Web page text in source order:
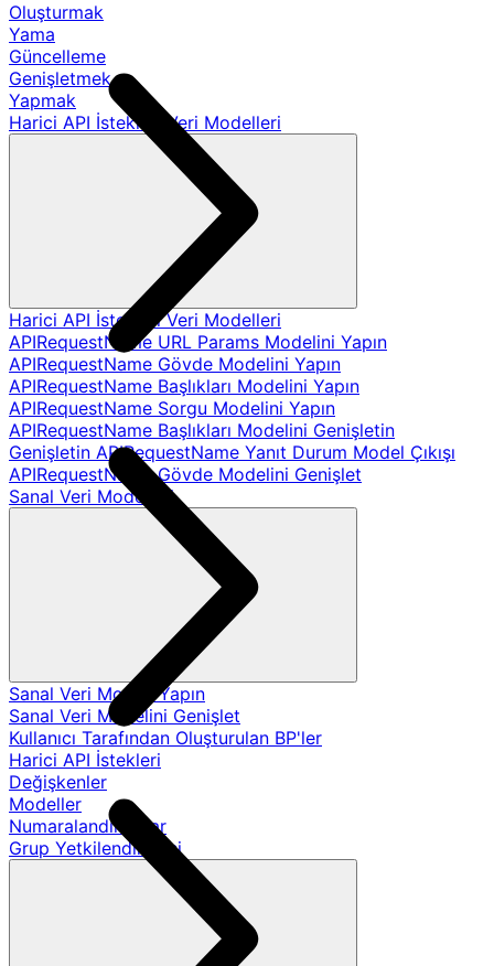
Oluşturmak
Yama
Güncelleme
Genişletmek
Yapmak
Harici API İstekleri Veri Modelleri
Harici API İstekleri Veri Modelleri
APIRequestName URL Params Modelini Yapın
APIRequestName Gövde Modelini Yapın
APIRequestName Başlıkları Modelini Yapın
APIRequestName Sorgu Modelini Yapın
APIRequestName Başlıkları Modelini Genişletin
Genişletin APIRequestName Yanıt Durum Model Çıkışı
APIRequestName Gövde Modelini Genişlet
Sanal Veri Modelleri
Sanal Veri Modeli Yapın
Sanal Veri Modelini Genişlet
Kullanıcı Tarafından Oluşturulan BP'ler
Harici API İstekleri
Değişkenler
Modeller
Numaralandırmalar
Grup Yetkilendirmesi